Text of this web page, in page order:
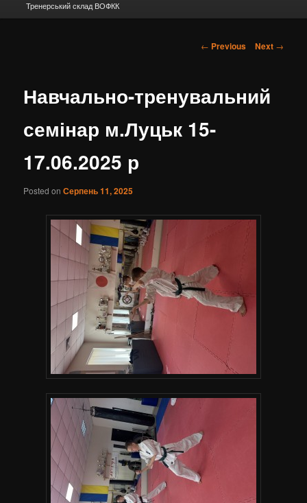
Тренерський склад ВОФКК
Post navigation
← Previous Next →
Навчально-тренувальний
семінар м.Луцьк 15-
17.06.2025 р
Posted onСерпень 11, 2025